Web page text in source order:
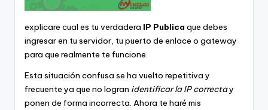
explicare cual es tu verdadera IP Publica que debes
ingresar en tu servidor, tu puerto de enlace o gateway
para que realmente te funcione.
Esta situación confusa se ha vuelto repetitiva y
frecuente ya que no logran identificar la IP correctay
ponen de forma incorrecta. Ahora te haré mis